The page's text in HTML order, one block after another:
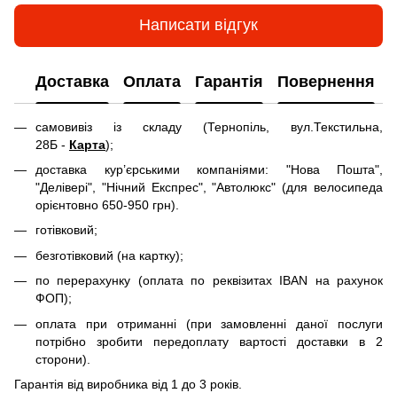
Написати відгук
Доставка Оплата Гарантія Повернення
самовивіз із складу (Тернопіль, вул.Текстильна,
28Б - Карта);
доставка кур’єрськими компаніями: "Нова Пошта",
"Делівері", "Нічний Експрес", "Автолюкс" (для велосипеда
орієнтовно 650-950 грн).
готівковий;
безготівковий (на картку);
по перерахунку (оплата по реквізитах IBAN на рахунок
ФОП);
оплата при отриманні (при замовленні даної послуги
потрібно зробити передоплату вартості доставки в 2
сторони).
Гарантія від виробника від 1 до 3 років.